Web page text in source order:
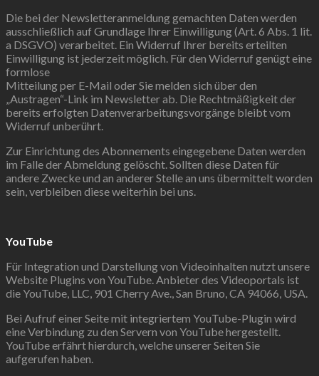
Die bei der Newsletteranmeldung gemachten Daten werden
ausschließlich auf Grundlage Ihrer Einwilligung (Art. 6 Abs. 1 lit.
a DSGVO) verarbeitet. Ein Widerruf Ihrer bereits erteilten
Einwilligung ist jederzeit möglich. Für den Widerruf genügt eine
formlose
Mitteilung per E-Mail oder Sie melden sich über den
„Austragen“-Link im Newsletter ab. Die Rechtmäßigkeit der
bereits erfolgten Datenverarbeitungsvorgänge bleibt vom
Widerruf unberührt.
Zur Einrichtung des Abonnements eingegebene Daten werden
im Falle der Abmeldung gelöscht. Sollten diese Daten für
andere Zwecke und an anderer Stelle an uns übermittelt worden
sein, verbleiben diese weiterhin bei uns.
YouTube
Für Integration und Darstellung von Videoinhalten nutzt unsere
Website Plugins von YouTube. Anbieter des Videoportals ist
die YouTube, LLC, 901 Cherry Ave., San Bruno, CA 94066, USA.
Bei Aufruf einer Seite mit integriertem YouTube-Plugin wird
eine Verbindung zu den Servern von YouTube hergestellt.
YouTube erfährt hierdurch, welche unserer Seiten Sie
aufgerufen haben.